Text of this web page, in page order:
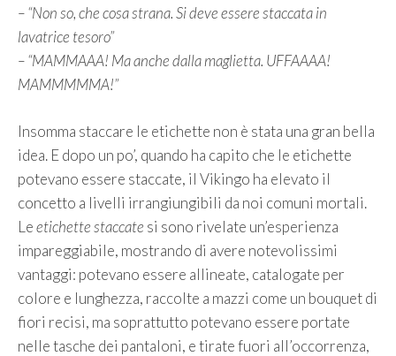
– “Non so, che cosa strana. Si deve essere staccata in
lavatrice tesoro”
– “MAMMAAA! Ma anche dalla maglietta. UFFAAAA!
MAMMMMMA!”
Insomma staccare le etichette non è stata una gran bella
idea. E dopo un po’, quando ha capito che le etichette
potevano essere staccate, il Vikingo ha elevato il
concetto a livelli irrangiungibili da noi comuni mortali.
Leetichette staccate si sono rivelate un’esperienza
impareggiabile, mostrando di avere notevolissimi
vantaggi: potevano essere allineate, catalogate per
colore e lunghezza, raccolte a mazzi come un bouquet di
fiori recisi, ma soprattutto potevano essere portate
nelle tasche dei pantaloni, e tirate fuori all’occorrenza,